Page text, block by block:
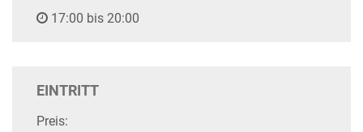
17:00 bis 20:00
EINTRITT
Preis: